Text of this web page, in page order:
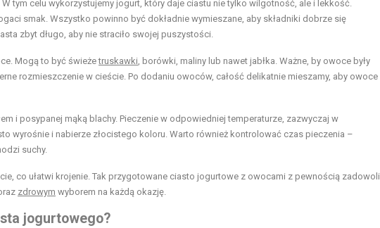
W tym celu wykorzystujemy jogurt, który daje ciastu nie tylko wilgotność, ale i lekkość.
smak. Wszystko powinno być dokładnie wymieszane, aby składniki dobrze się
zbyt długo, aby nie straciło swojej puszystości.
Mogą to być świeżetruskawki, borówki, maliny lub nawet jabłka. Ważne, by owoce były
rozmieszczenie w cieście. Po dodaniu owoców, całość delikatnie mieszamy, aby owoce
i posypanej mąką blachy. Pieczenie w odpowiedniej temperaturze, zazwyczaj w
wyrośnie i nabierze złocistego koloru. Warto również kontrolować czas pieczenia –
suchy.
co ułatwi krojenie. Tak przygotowane ciasto jogurtowe z owocami z pewnością zadowoli
zdrowym wyborem na każdą okazję.
jogurtowego?